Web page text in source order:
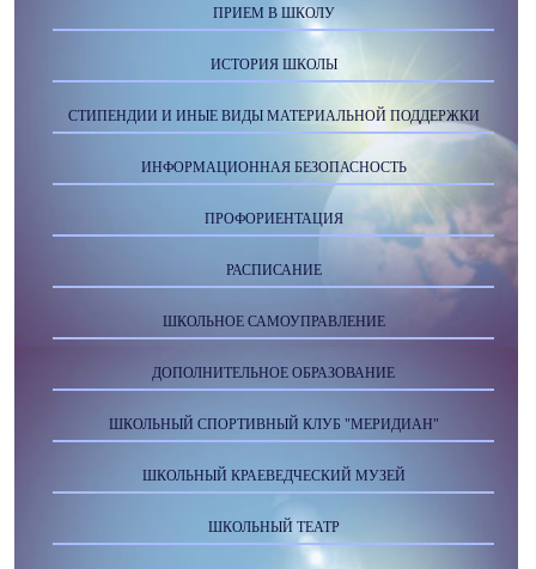
ПРИЕМ В ШКОЛУ
ИСТОРИЯ ШКОЛЫ
СТИПЕНДИИ И ИНЫЕ ВИДЫ МАТЕРИАЛЬНОЙ ПОДДЕРЖКИ
ИНФОРМАЦИОННАЯ БЕЗОПАСНОСТЬ
ПРОФОРИЕНТАЦИЯ
РАСПИСАНИЕ
ШКОЛЬНОЕ САМОУПРАВЛЕНИЕ
ДОПОЛНИТЕЛЬНОЕ ОБРАЗОВАНИЕ
ШКОЛЬНЫЙ СПОРТИВНЫЙ КЛУБ "МЕРИДИАН"
ШКОЛЬНЫЙ КРАЕВЕДЧЕСКИЙ МУЗЕЙ
ШКОЛЬНЫЙ ТЕАТР